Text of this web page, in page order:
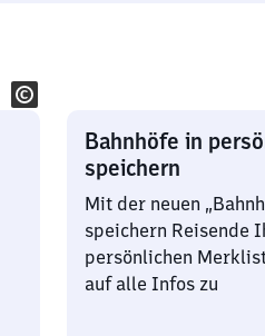
Bahnhöfe in
speichern
Mit der neuen
speichern Reisende
persönlichen
auf alle Infos zu